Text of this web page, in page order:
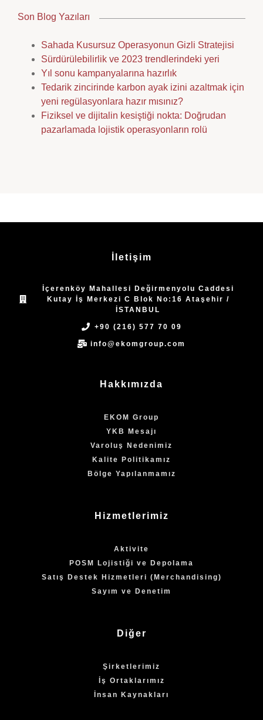
Son Blog Yazıları
Sahada Kusursuz Operasyonun Gizli Stratejisi
Sürdürülebilirlik ve 2023 trendlerindeki yeri
Yıl sonu kampanyalarına hazırlık
Tedarik zincirinde karbon ayak izini azaltmak için
yeni regülasyonlara hazır mısınız?
Fiziksel ve dijitalin kesiştiği nokta: Doğrudan
pazarlamada lojistik operasyonların rolü
İletişim
İçerenköy Mahallesi Değirmenyolu Caddesi
Kutay İş Merkezi C Blok No:16 Ataşehir /
İSTANBUL
+90 (216) 577 70 09
info@ekomgroup.com
Hakkımızda
EKOM Group
YKB Mesajı
Varoluş Nedenimiz
Kalite Politikamız
Bölge Yapılanmamız
Hizmetlerimiz
Aktivite
POSM Lojistiği ve Depolama
Satış Destek Hizmetleri (Merchandising)
Sayım ve Denetim
Diğer
Şirketlerimiz
İş Ortaklarımız
İnsan Kaynakları